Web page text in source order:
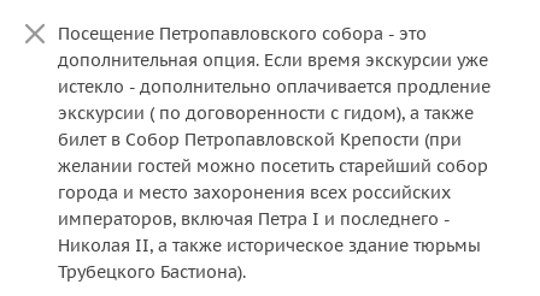
Посещение Петропавловского собора - это
дополнительная опция. Если время экскурсии уже
истекло - дополнительно оплачивается продление
экскурсии ( по договоренности с гидом), а также
билет в Собор Петропавловской Крепости (при
желании гостей можно посетить старейший собор
города и место захоронения всех российских
императоров, включая Петра I и последнего -
Николая II, а также историческое здание тюрьмы
Трубецкого Бастиона).